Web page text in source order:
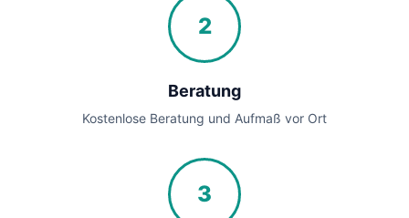
2
Beratung
Kostenlose Beratung und Aufmaß vor Ort
3